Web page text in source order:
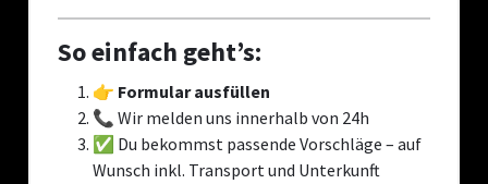
So einfach geht’s:
👉 Formular ausfüllen
📞 Wir melden uns innerhalb von 24h
✅ Du bekommst passende Vorschläge – auf
Wunsch inkl. Transport und Unterkunft